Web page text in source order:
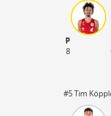
P
8
#5 Tim